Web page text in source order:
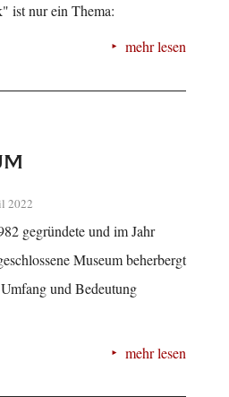
ist nur ein Thema:
mehr lesen
2022
gegründete und im Jahr
Museum beherbergt
und Bedeutung
mehr lesen